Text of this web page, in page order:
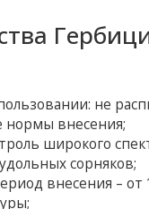
не
нормы внесения;
широкого
сорняков;
внесения – от